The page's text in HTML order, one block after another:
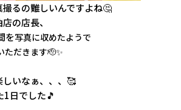
るの難しいんですよね🤔
の店長、
を写真に収めたようで
ただきます🫡✨
いなぁ、、、🥰
1日でした🎵